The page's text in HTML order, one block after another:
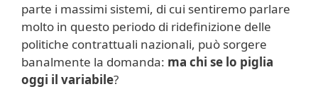
parte i massimi sistemi, di cui sentiremo parlare
molto in questo periodo di ridefinizione delle
politiche contrattuali nazionali, può sorgere
banalmente la domanda: ma chi se lo piglia
oggi il variabile?